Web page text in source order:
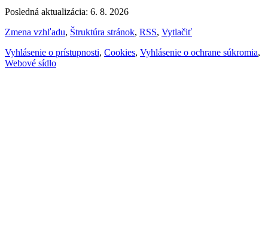
Posledná aktualizácia: 6. 8. 2026
Zmena vzhľadu, Štruktúra stránok, RSS, Vytlačiť
Vyhlásenie o prístupnosti, Cookies, Vyhlásenie o ochrane súkromia,
Webové sídlo